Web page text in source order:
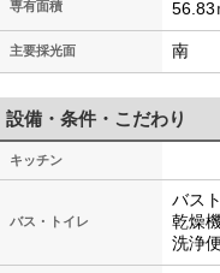
専有面積 56.83
主要採光面 南
設備・条件・こだわり
キッチン
バス・トイレ
バス
乾燥
洗浄